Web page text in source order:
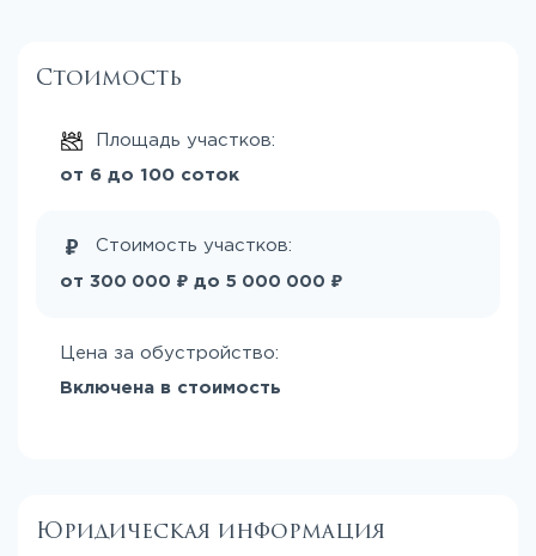
Стоимость
Площадь участков:
от 6 до 100 соток
Стоимость участков:
от 300 000 ₽ до 5 000 000 ₽
Цена за обустройство:
Включена в стоимость
Юридическая информация